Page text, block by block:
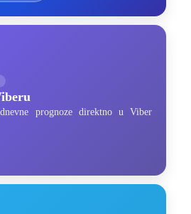
prognoze direktno u Viber